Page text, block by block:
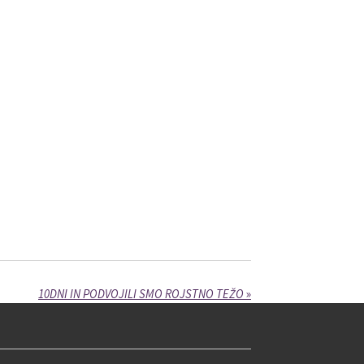
10DNI IN PODVOJILI SMO ROJSTNO TEŽO »